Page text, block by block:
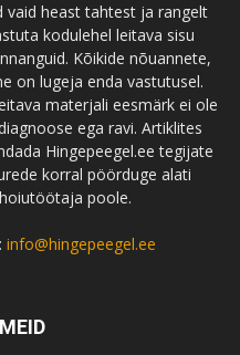
vaid heast tahtest ja rangelt
kodulehel leitava sisu
Kõikide nõuannete,
on lugeja enda vastutusel.
materjali eesmärk ei ole
ega ravi. Artiklites
Hingepeegel.ee tegijate
korral pöörduge alati
poole.
info@hingepeegel.ee